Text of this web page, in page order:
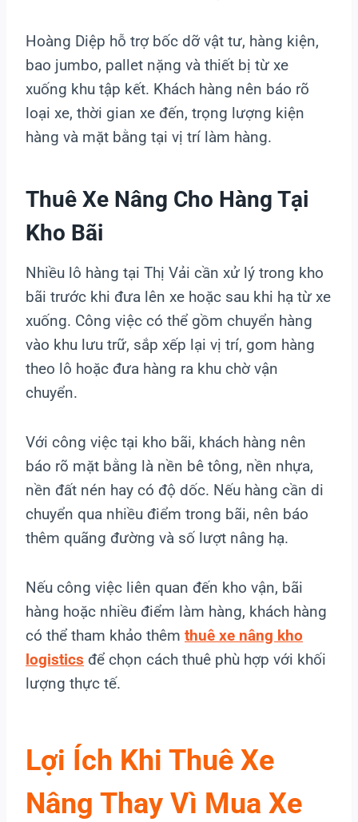
Hoàng Diệp hỗ trợ bốc dỡ vật tư, hàng kiện,
bao jumbo, pallet nặng và thiết bị từ xe
xuống khu tập kết. Khách hàng nên báo rõ
loại xe, thời gian xe đến, trọng lượng kiện
hàng và mặt bằng tại vị trí làm hàng.
Thuê Xe Nâng Cho Hàng Tại
Kho Bãi
Nhiều lô hàng tại Thị Vải cần xử lý trong kho
bãi trước khi đưa lên xe hoặc sau khi hạ từ xe
xuống. Công việc có thể gồm chuyển hàng
vào khu lưu trữ, sắp xếp lại vị trí, gom hàng
theo lô hoặc đưa hàng ra khu chờ vận
chuyển.
Với công việc tại kho bãi, khách hàng nên
báo rõ mặt bằng là nền bê tông, nền nhựa,
nền đất nén hay có độ dốc. Nếu hàng cần di
chuyển qua nhiều điểm trong bãi, nên báo
thêm quãng đường và số lượt nâng hạ.
Nếu công việc liên quan đến kho vận, bãi
hàng hoặc nhiều điểm làm hàng, khách hàng
có thể tham khảo thêm thuê xe nâng kho
logistics để chọn cách thuê phù hợp với khối
lượng thực tế.
Lợi Ích Khi Thuê Xe
Nâng Thay Vì Mua Xe